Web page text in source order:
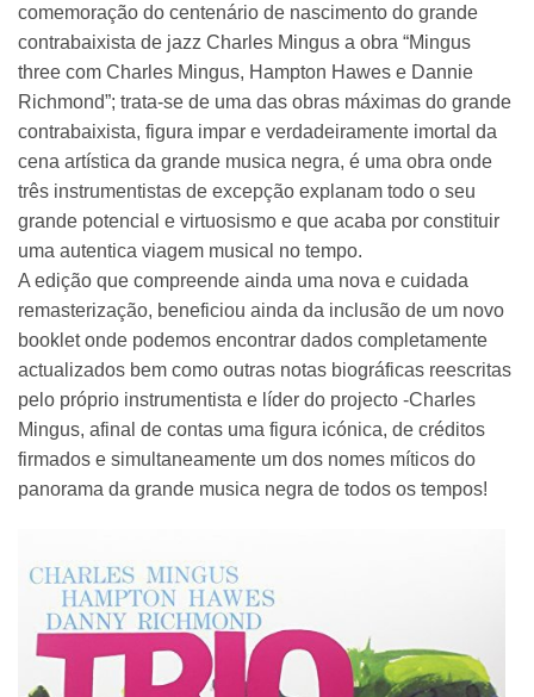
comemoração do centenário de nascimento do grande
contrabaixista de jazz Charles Mingus a obra “Mingus
three com Charles Mingus, Hampton Hawes e Dannie
Richmond”; trata-se de uma das obras máximas do grande
contrabaixista, figura impar e verdadeiramente imortal da
cena artística da grande musica negra, é uma obra onde
três instrumentistas de excepção explanam todo o seu
grande potencial e virtuosismo e que acaba por constituir
uma autentica viagem musical no tempo.
A edição que compreende ainda uma nova e cuidada
remasterização, beneficiou ainda da inclusão de um novo
booklet onde podemos encontrar dados completamente
actualizados bem como outras notas biográficas reescritas
pelo próprio instrumentista e líder do projecto -Charles
Mingus, afinal de contas uma figura icónica, de créditos
firmados e simultaneamente um dos nomes míticos do
panorama da grande musica negra de todos os tempos!